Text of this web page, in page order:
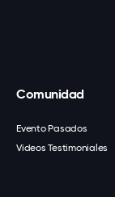
Comunidad
Evento Pasados
Videos Testimoniales